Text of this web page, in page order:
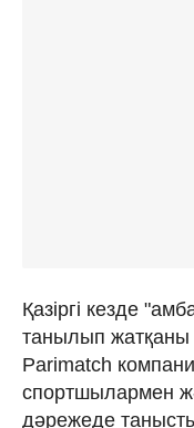
Қазіргі кезде
танылып жатқаны
Parimatch
спортшылармен
дәрежеде